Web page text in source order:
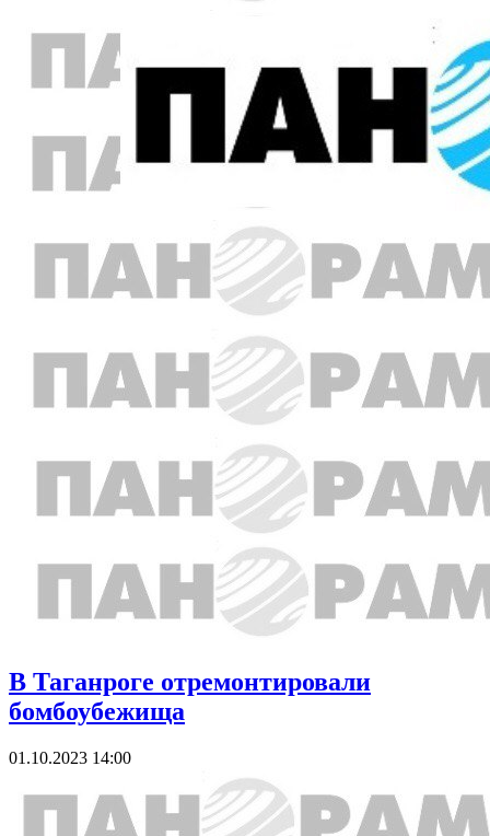
В Таганроге отремонтировали
бомбоубежища
01.10.2023 14:00